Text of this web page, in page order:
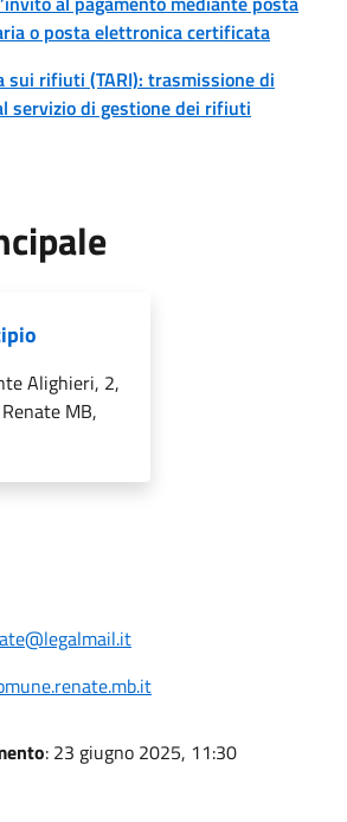
o posta elettronica certificata
sui rifiuti (TARI): trasmissione di
servizio di gestione dei rifiuti
Alighieri, 2,
MB,
: 23 giugno 2025, 11:30